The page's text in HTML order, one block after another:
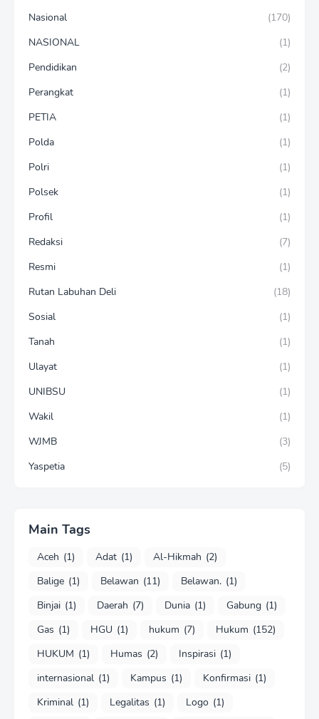
Nasional
(170)
NASIONAL
(1)
Pendidikan
(2)
Perangkat
(1)
PETIA
(1)
Polda
(1)
Polri
(1)
Polsek
(1)
Profil
(1)
Redaksi
(7)
Resmi
(1)
Rutan Labuhan Deli
(18)
Sosial
(1)
Tanah
(1)
Ulayat
(1)
UNIBSU
(1)
Wakil
(1)
WJMB
(3)
Yaspetia
(5)
Main Tags
Aceh (1) Adat (1) Al-Hikmah (2)
Balige (1) Belawan (11) Belawan. (1)
Binjai (1) Daerah (7) Dunia (1) Gabung (1)
Gas (1) HGU (1) hukum (7) Hukum (152)
HUKUM (1) Humas (2) Inspirasi (1)
internasional (1) Kampus (1) Konfirmasi (1)
Kriminal (1) Legalitas (1) Logo (1)